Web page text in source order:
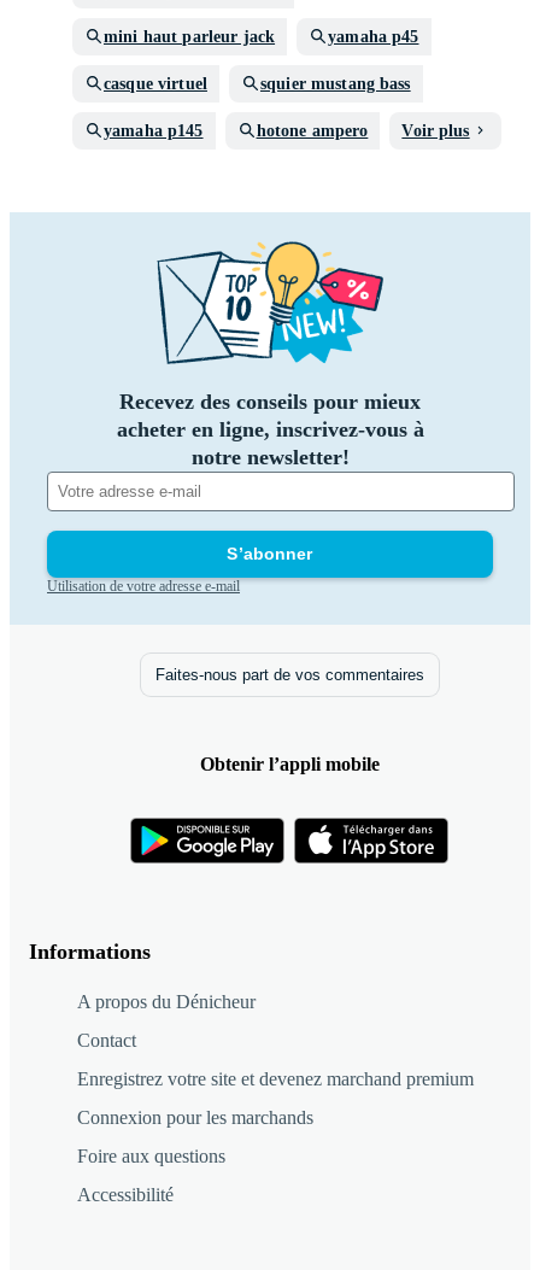
mini haut parleur jack yamaha p45
casque virtuel squier mustang bass
yamaha p145 hotone ampero Voir plus
Recevez des conseils pour mieux
acheter en ligne, inscrivez-vous à
notre newsletter!
S’abonner
Utilisation de votre adresse e-mail
Informations
A propos du Dénicheur
Contact
Enregistrez votre site et devenez marchand premium
Connexion pour les marchands
Foire aux questions
Accessibilité
Faites-nous part de vos commentaires
Obtenir l’appli mobile